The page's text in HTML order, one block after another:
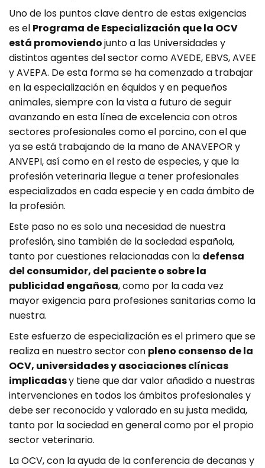
Uno de los puntos clave dentro de estas exigencias
es el Programa de Especialización que la OCV
está promoviendojunto a las Universidades y
distintos agentes del sector como AVEDE, EBVS, AVEE
y AVEPA. De esta forma se ha comenzado a trabajar
en la especialización en équidos y en pequeños
animales, siempre con la vista a futuro de seguir
avanzando en esta línea de excelencia con otros
sectores profesionales como el porcino, con el que
ya se está trabajando de la mano de ANAVEPOR y
ANVEPI, así como en el resto de especies, y que la
profesión veterinaria llegue a tener profesionales
especializados en cada especie y en cada ámbito de
la profesión.
Este paso no es solo una necesidad de nuestra
profesión, sino también de la sociedad española,
tanto por cuestiones relacionadas con la defensa
del consumidor, del paciente o sobre la
publicidad engañosa, como por la cada vez
mayor exigencia para profesiones sanitarias como la
nuestra.
Este esfuerzo de especialización es el primero que se
realiza en nuestro sector con pleno consenso de la
OCV, universidades y asociaciones clínicas
implicadasy tiene que dar valor añadido a nuestras
intervenciones en todos los ámbitos profesionales y
debe ser reconocido y valorado en su justa medida,
tanto por la sociedad en general como por el propio
sector veterinario.
La OCV, con la ayuda de la conferencia de decanas y